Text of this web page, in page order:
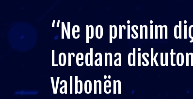
“Ne po prisnim
Loredana
Valbonën